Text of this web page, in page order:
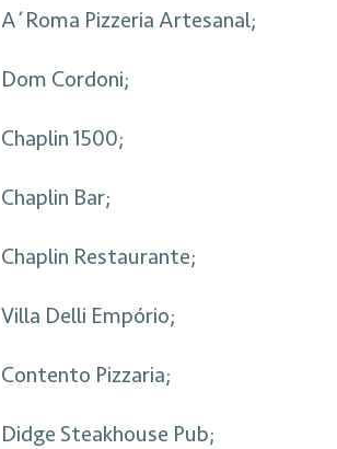
A´Roma Pizzeria Artesanal;
Dom Cordoni;
Chaplin 1500;
Chaplin Bar;
Chaplin Restaurante;
Villa Delli Empório;
Contento Pizzaria;
Didge Steakhouse Pub;